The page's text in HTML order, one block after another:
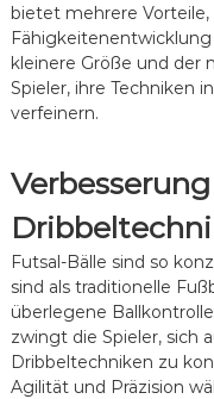
bietet mehrere
kleinere Größe und der
Spieler, ihre Techniken
verfeinern.
Futsal-Bälle sind so
sind als traditionelle
überlegene
zwingt die Spieler, sich
Dribbeltechniken zu
Agilität und Präzision